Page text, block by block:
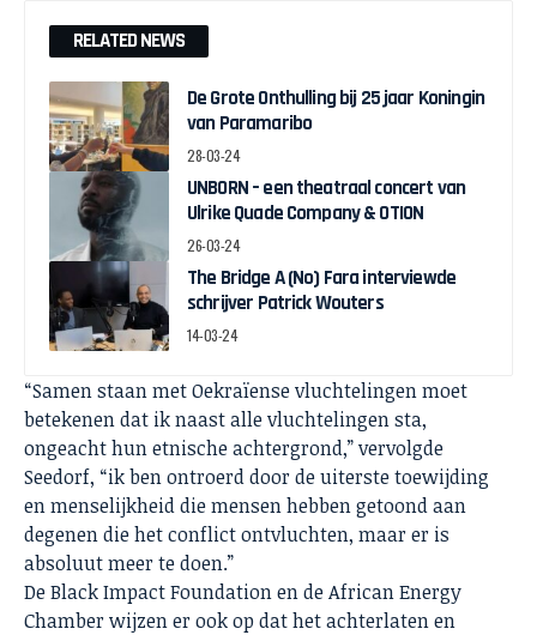
RELATED NEWS
De Grote Onthulling bij 25 jaar Koningin
van Paramaribo
28-03-24
UNBORN – een theatraal concert van
Ulrike Quade Company & OTION
26-03-24
The Bridge A (No) Fara interviewde
schrijver Patrick Wouters
14-03-24
“Samen staan met Oekraïense vluchtelingen moet
betekenen dat ik naast alle vluchtelingen sta,
ongeacht hun etnische achtergrond,” vervolgde
Seedorf, “ik ben ontroerd door de uiterste toewijding
en menselijkheid die mensen hebben getoond aan
degenen die het conflict ontvluchten, maar er is
absoluut meer te doen.”
De Black Impact Foundation en de African Energy
Chamber wijzen er ook op dat het achterlaten en